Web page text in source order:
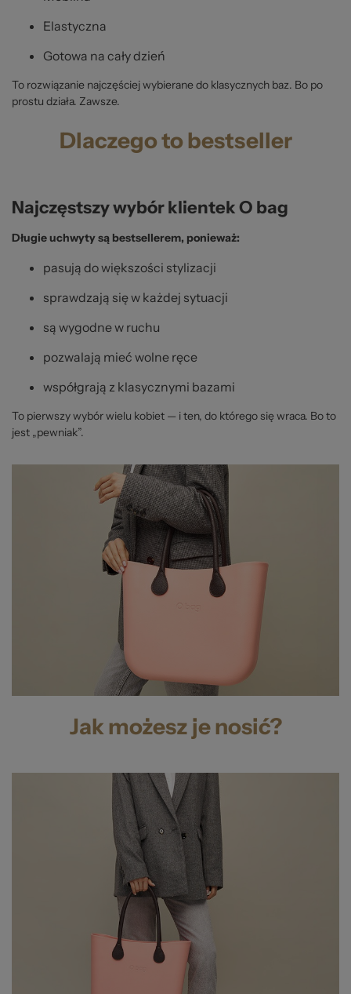
Elastyczna
Gotowa na cały dzień
To rozwiązanie najczęściej wybierane do klasycznych baz. Bo po
prostu działa. Zawsze.
Dlaczego to bestseller
Najczęstszy wybór klientek O bag
Długie uchwyty są bestsellerem, ponieważ:
pasują do większości stylizacji
sprawdzają się w każdej sytuacji
są wygodne w ruchu
pozwalają mieć wolne ręce
współgrają z klasycznymi bazami
To pierwszy wybór wielu kobiet — i ten, do którego się wraca. Bo to
jest „pewniak”.
Jak możesz je nosić?